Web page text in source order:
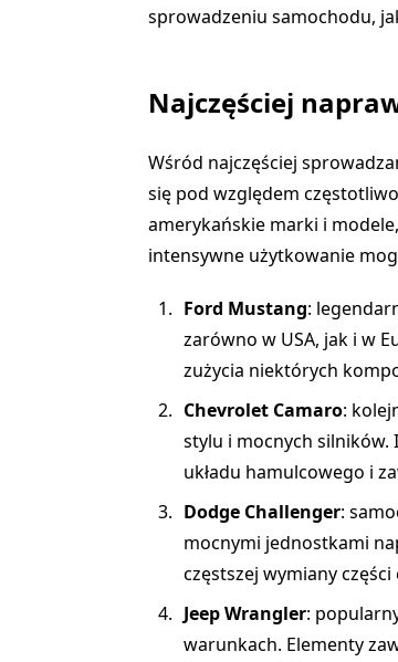
sprowadzeniu samochodu,
Najczęściej
Wśród najczęściej
się pod względem
amerykańskie marki i
intensywne użytkowanie
Ford Mustang:
zarówno w USA, jak i w
zużycia niektórych
Chevrolet Camaro:
stylu i mocnych silników.
układu hamulcowego i
Dodge Challenger:
mocnymi jednostkami
częstszej wymiany
Jeep Wrangler:
warunkach. Elementy